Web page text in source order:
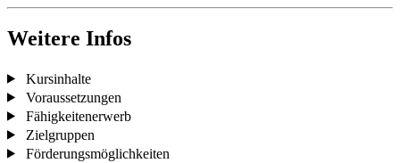
Weitere Infos
Kursinhalte
Voraussetzungen
Fähigkeitenerwerb
Zielgruppen
Förderungsmöglichkeiten